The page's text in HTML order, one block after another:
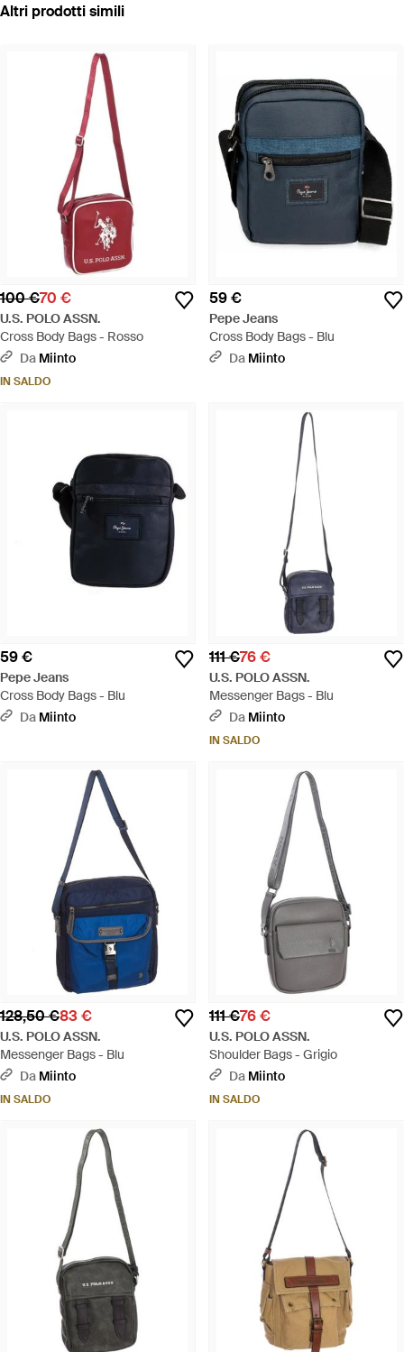
Altri prodotti simili
100 €70 €
U.S. POLO ASSN.
Cross Body Bags - Rosso
Da Miinto
IN SALDO
59 €
Pepe Jeans
Cross Body Bags - Blu
Da Miinto
59 €
Pepe Jeans
Cross Body Bags - Blu
Da Miinto
111 €76 €
U.S. POLO ASSN.
Messenger Bags - Blu
Da Miinto
IN SALDO
128,50 €83 €
U.S. POLO ASSN.
Messenger Bags - Blu
Da Miinto
IN SALDO
111 €76 €
U.S. POLO ASSN.
Shoulder Bags - Grigio
Da Miinto
IN SALDO